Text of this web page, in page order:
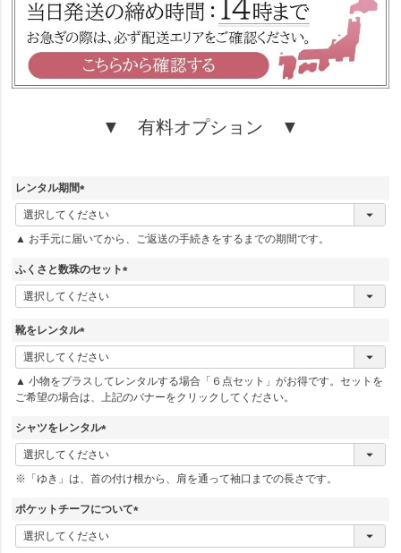
▼ 有料オプション ▼
レンタル期間
(
必
須
▲ お手元に届いてから、ご返送の手続きをするまでの期間です。
ふくさと数珠のセット
(
必
靴をレンタル
(
必
須
)
▲ 小物をプラスしてレンタルする場合「６点セット」がお得です。セットを
ご希望の場合は、上記のバナーをクリックしてください。
シャツをレンタル
(
必
須
※「ゆき」は、首の付け根から、肩を通って袖口までの長さです。
ポケットチーフについて
(
必